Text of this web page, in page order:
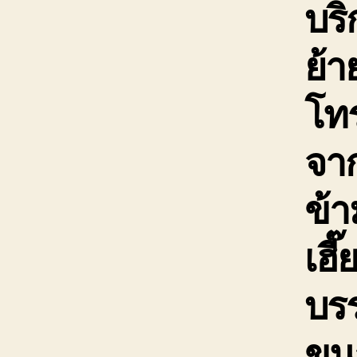
บริ
ย้า
โท
จา
ข้า
เฮี๊
บร